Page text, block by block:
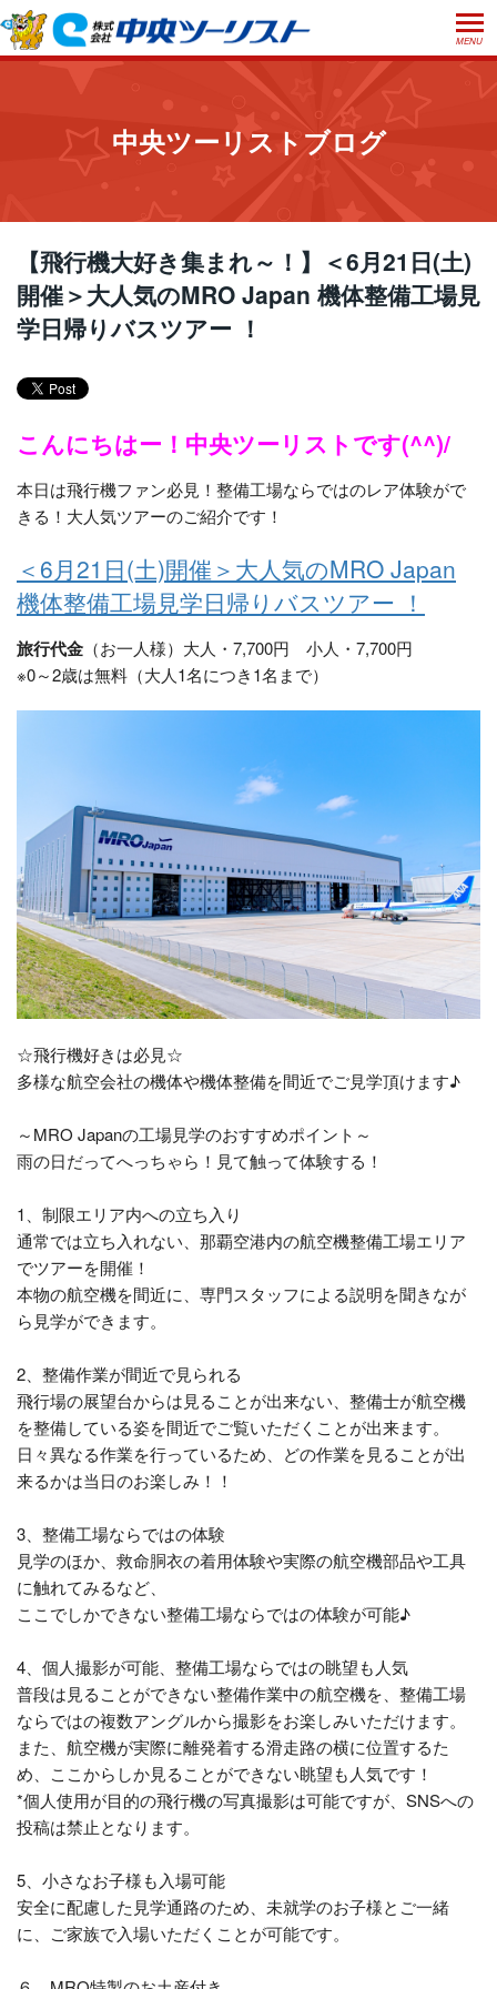
MENU
ご利用案内
お受取り方法について
取消手数料について
ご旅行条件書 会社概要 採用情報
観光庁長官登録旅行業第555号
閉じる
中央ツーリストブログ
【飛行機大好き集まれ～！】＜6月21日(土)
開催＞大人気のMRO Japan 機体整備工場見
学日帰りバスツアー ！
こんにちはー！中央ツーリストです(^^)/
本日は飛行機ファン必見！整備工場ならではのレア体験がで
きる！大人気ツアーのご紹介です！
＜6月21日(土)開催＞大人気のMRO Japan
機体整備工場見学日帰りバスツアー ！
旅行代金 （お一人様）大人・7,700円 小人・7,700円
※0～2歳は無料（大人1名につき1名まで）
☆飛行機好きは必見☆
多様な航空会社の機体や機体整備を間近でご見学頂けます♪
～MRO Japanの工場見学のおすすめポイント～
雨の日だってへっちゃら！見て触って体験する！
1、制限エリア内への立ち入り
通常では立ち入れない、那覇空港内の航空機整備工場エリア
でツアーを開催！
本物の航空機を間近に、専門スタッフによる説明を聞きなが
ら見学ができます。
2、整備作業が間近で見られる
飛行場の展望台からは見ることが出来ない、整備士が航空機
を整備している姿を間近でご覧いただくことが出来ます。
日々異なる作業を行っているため、どの作業を見ることが出
来るかは当日のお楽しみ！！
3、整備工場ならではの体験
見学のほか、救命胴衣の着用体験や実際の航空機部品や工具
に触れてみるなど、
ここでしかできない整備工場ならではの体験が可能♪
4、個人撮影が可能、整備工場ならではの眺望も人気
普段は見ることができない整備作業中の航空機を、整備工場
ならではの複数アングルから撮影をお楽しみいただけます。
また、航空機が実際に離発着する滑走路の横に位置するた
め、ここからしか見ることができない眺望も人気です！
*個人使用が目的の飛行機の写真撮影は可能ですが、SNSへの
投稿は禁止となります。
5、小さなお子様も入場可能
安全に配慮した見学通路のため、未就学のお子様とご一緒
に、ご家族で入場いただくことが可能です。